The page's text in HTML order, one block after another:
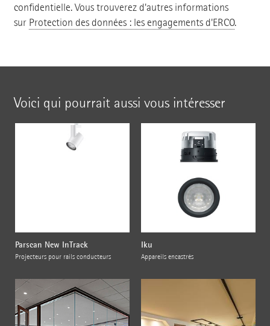
confidentielle. Vous trouverez d'autres informations
sur Protection des données : les engagements d'ERCO.
Voici qui pourrait aussi vous intéresser
Parscan New InTrack
Projecteurs pour rails conducteurs
Iku
Appareils encastrés